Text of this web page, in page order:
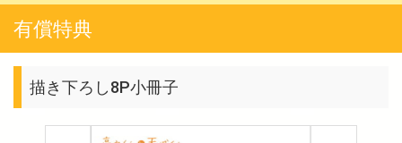
有償特典
描き下ろし8P小冊子